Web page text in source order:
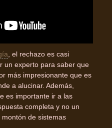
, el rechazo es casi
un experto para saber que
más impresionante que es
a alucinar. Además,
es importante ir a las
completa y no un
de sistemas